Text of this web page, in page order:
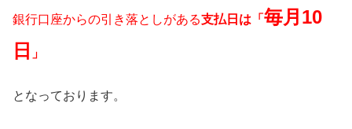
銀行口座からの引き落としがある支払日は「 毎月10
日
」
となっております。